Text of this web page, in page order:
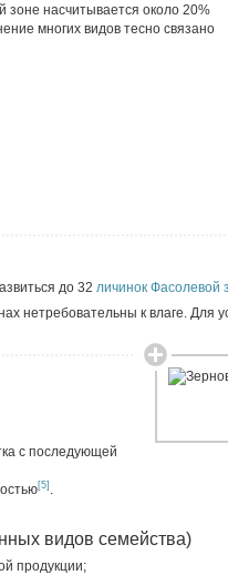
зоне насчитывается около 20%
многих видов тесно связано
до 32 личинок Фасолевой
нетребовательны к влаге. Для
с последующей
[5] .
видов семейства)
продукции;